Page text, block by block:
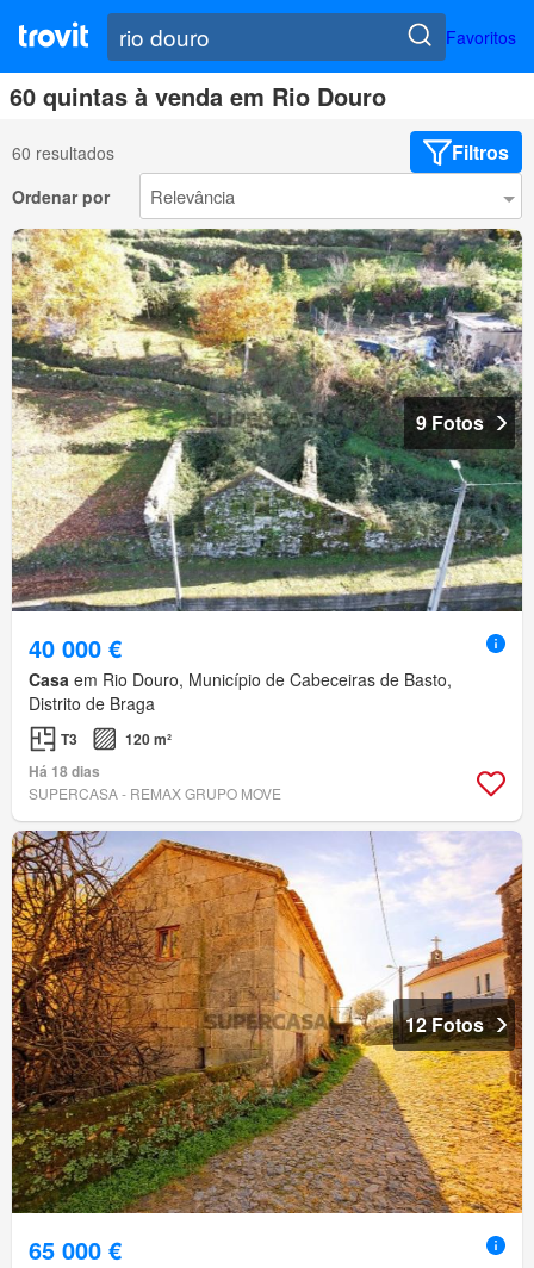
Favoritos
60 quintas à venda em Rio Douro
60 resultados Filtros
Ordenar por
9 Fotos
40 000 €
Casa em Rio Douro, Município de Cabeceiras de Basto,
Distrito de Braga
T3
120 m²
Há 18 dias
SUPERCASA - REMAX GRUPO MOVE
12 Fotos
65 000 €